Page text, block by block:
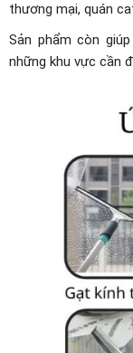
thương mại, quán
Sản phẩm còn
những khu vực cần